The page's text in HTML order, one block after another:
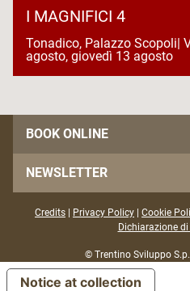
I MAGNIFICI 4
Tonadico, Palazzo Scopoli|
agosto, giovedì 13 agosto
BOOK ONLINE
NEWSLETTER
Credits Privacy Policy Cookie
Dichiarazione
© Trentino Sviluppo
Notice at collection